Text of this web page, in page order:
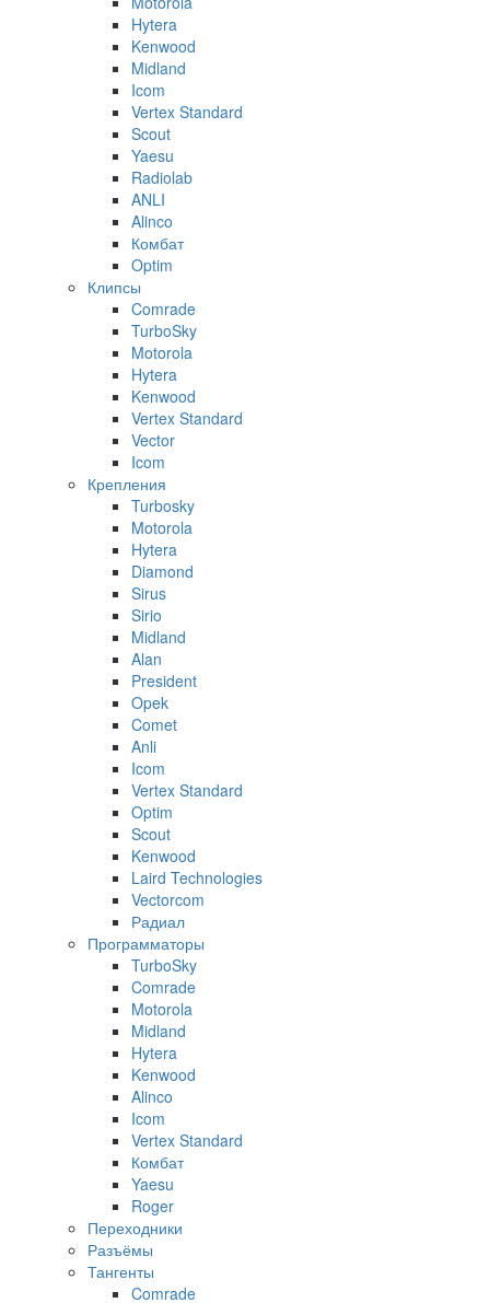
Hytera
Kenwood
Midland
Icom
Vertex Standard
Scout
Yaesu
Radiolab
ANLI
Alinco
Комбат
Optim
Клипсы
Comrade
TurboSky
Motorola
Hytera
Kenwood
Vertex Standard
Vector
Icom
Крепления
Turbosky
Motorola
Hytera
Diamond
Sirus
Sirio
Midland
Alan
President
Opek
Comet
Anli
Icom
Vertex Standard
Optim
Scout
Kenwood
Laird Technologies
Vectorcom
Радиал
Программаторы
TurboSky
Comrade
Motorola
Midland
Hytera
Kenwood
Alinco
Icom
Vertex Standard
Комбат
Yaesu
Roger
Переходники
Разъёмы
Тангенты
Comrade